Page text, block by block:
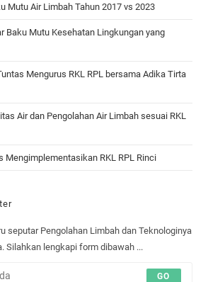
Mutu Air Limbah Tahun 2017 vs 2023
Baku Mutu Kesehatan Lingkungan yang
Mengurus RKL RPL bersama Adika Tirta
Air dan Pengolahan Air Limbah sesuai RKL
Mengimplementasikan RKL RPL Rinci
seputar Pengolahan Limbah dan Teknologinya
Silahkan lengkapi form dibawah ...
GO